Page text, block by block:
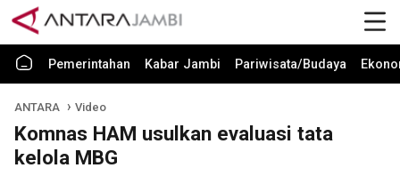
Pemerintahan Kabar Jambi Pariwisata/Budaya
ANTARA Video
Komnas HAM usulkan evaluasi tata
kelola MBG